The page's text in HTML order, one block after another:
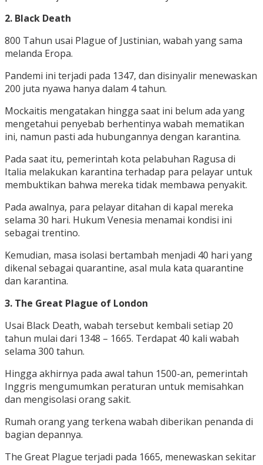
2. Black Death
800 Tahun usai Plague of Justinian, wabah yang sama
melanda Eropa.
Pandemi ini terjadi pada 1347, dan disinyalir menewaskan
200 juta nyawa hanya dalam 4 tahun.
Mockaitis mengatakan hingga saat ini belum ada yang
mengetahui penyebab berhentinya wabah mematikan
ini, namun pasti ada hubungannya dengan karantina.
Pada saat itu, pemerintah kota pelabuhan Ragusa di
Italia melakukan karantina terhadap para pelayar untuk
membuktikan bahwa mereka tidak membawa penyakit.
Pada awalnya, para pelayar ditahan di kapal mereka
selama 30 hari. Hukum Venesia menamai kondisi ini
sebagai trentino.
Kemudian, masa isolasi bertambah menjadi 40 hari yang
dikenal sebagai quarantine, asal mula kata quarantine
dan karantina.
3. The Great Plague of London
Usai Black Death, wabah tersebut kembali setiap 20
tahun mulai dari 1348 – 1665. Terdapat 40 kali wabah
selama 300 tahun.
Hingga akhirnya pada awal tahun 1500-an, pemerintah
Inggris mengumumkan peraturan untuk memisahkan
dan mengisolasi orang sakit.
Rumah orang yang terkena wabah diberikan penanda di
bagian depannya.
The Great Plague terjadi pada 1665, menewaskan sekitar